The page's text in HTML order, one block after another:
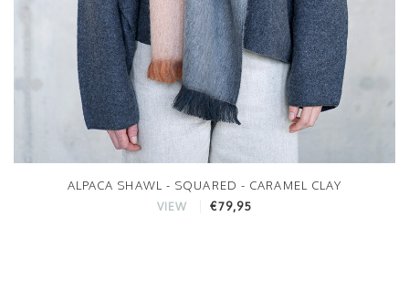
ALPACA SHAWL - SQUARED - CARAMEL CLAY
VIEW €79,95